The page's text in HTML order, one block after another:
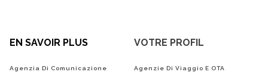
EN SAVOIR PLUS
Agenzia Di Comunicazione
VOTRE PROFIL
Agenzie Di Viaggio E OTA